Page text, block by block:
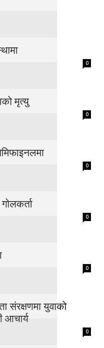
0
मृत्यु
0
0
0
0
संरक्षणमा युवाको
आचार्य
0